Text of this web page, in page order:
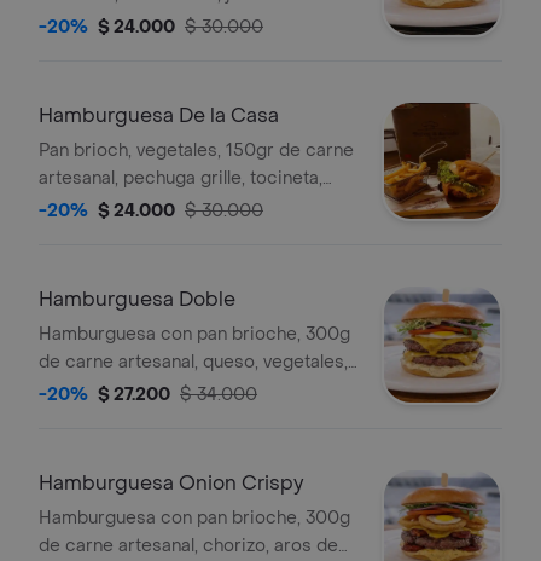
ahumado, queso, vegetales y salsa de
-20% $ 24.000 $ 30.000
Hamburguesa De la Casa
Pan brioch, vegetales, 150gr de carne
artesanal, pechuga grille, tocineta,
queso doble crema y salsa de la casa
-20% $ 24.000 $ 30.000
Hamburguesa Doble
Hamburguesa con pan brioche, 300g
de carne artesanal, queso, vegetales,
huevo y salsa de la casa.
-20% $ 27.200 $ 34.000
Hamburguesa Onion Crispy
Hamburguesa con pan brioche, 300g
de carne artesanal, chorizo, aros de